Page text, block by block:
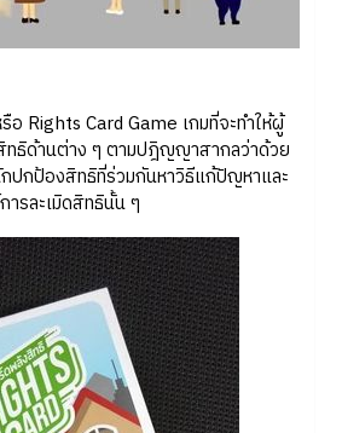
Card Game เกมที่จะทำให้ผู้
ธิด้านต่าง ๆ ตามปฎิญญาสากลว่าด้วย
ปกป้องสิทธิที่ร่วมกันหาวิธีแก้ปัญหาและ
รละเมิดสิทธินั้น ๆ